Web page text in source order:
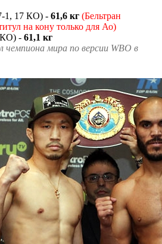
1, 17 КО) - 61,6 кг (Бельтран
на кону только для Ао)
КО) - 61,1 кг
мира по версии WBO в